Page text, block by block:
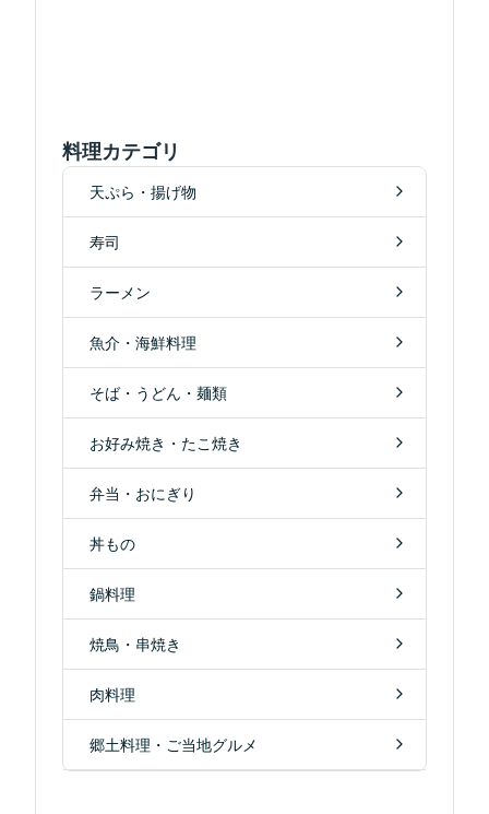
料理カテゴリ
天ぷら・揚げ物
寿司
ラーメン
魚介・海鮮料理
そば・うどん・麺類
お好み焼き・たこ焼き
弁当・おにぎり
丼もの
鍋料理
焼鳥・串焼き
肉料理
郷土料理・ご当地グルメ